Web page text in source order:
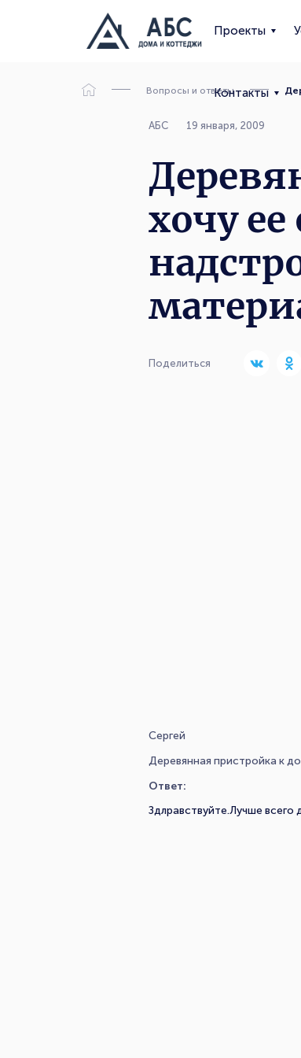
Проекты
Контакты
Вопросы и ответы
АБС 19 января, 2009
хочу
Поделиться
Сергей
Деревянная пристройка к
Ответ:
Здлравствуйте.Лучше всего